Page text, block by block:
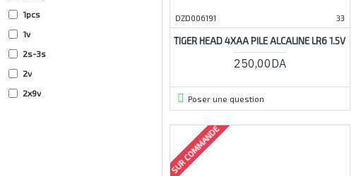
1pcs
1v
2s-3s
2v
2x9v
DZD006191 33
TIGER HEAD 4XAA PILE ALCALINE LR6 1.5V
250,00DA
Poser une question
SUR COMMANDE